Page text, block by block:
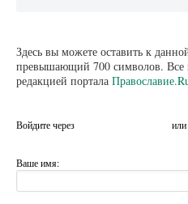
Здесь вы можете оставить к
превышающий 700 символов. Все
редакцией портала
Войдите через
Ваше имя: